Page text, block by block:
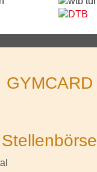
GYMCARD
Stellenbörse